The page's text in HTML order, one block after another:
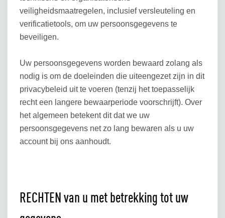
veiligheidsmaatregelen, inclusief versleuteling en
verificatietools, om uw persoonsgegevens te
beveiligen.
Uw persoonsgegevens worden bewaard zolang als
nodig is om de doeleinden die uiteengezet zijn in dit
privacybeleid uit te voeren (tenzij het toepasselijk
recht een langere bewaarperiode voorschrijft). Over
het algemeen betekent dit dat we uw
persoonsgegevens net zo lang bewaren als u uw
account bij ons aanhoudt.
RECHTEN van u met betrekking tot uw